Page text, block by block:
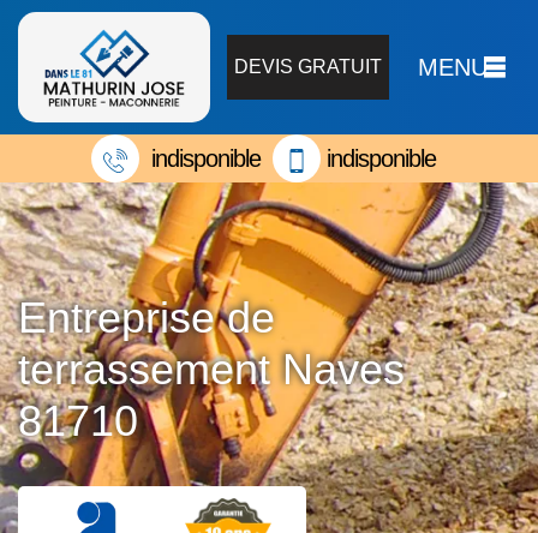
DEVIS GRATUIT MENU
indisponible indisponible
Entreprise de
terrassement Naves
81710